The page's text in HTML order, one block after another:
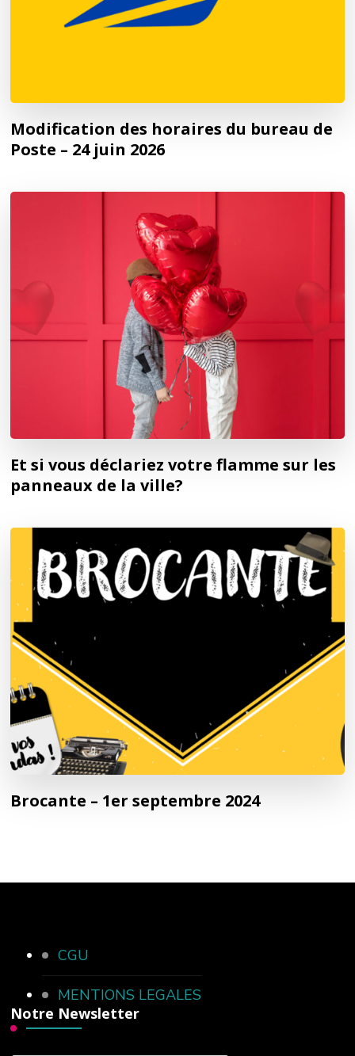
Modification des horaires du bureau de
Poste – 24 juin 2026
Et si vous déclariez votre flamme sur les
panneaux de la ville?
Brocante – 1er septembre 2024
CGU
MENTIONS LEGALES
Notre Newsletter